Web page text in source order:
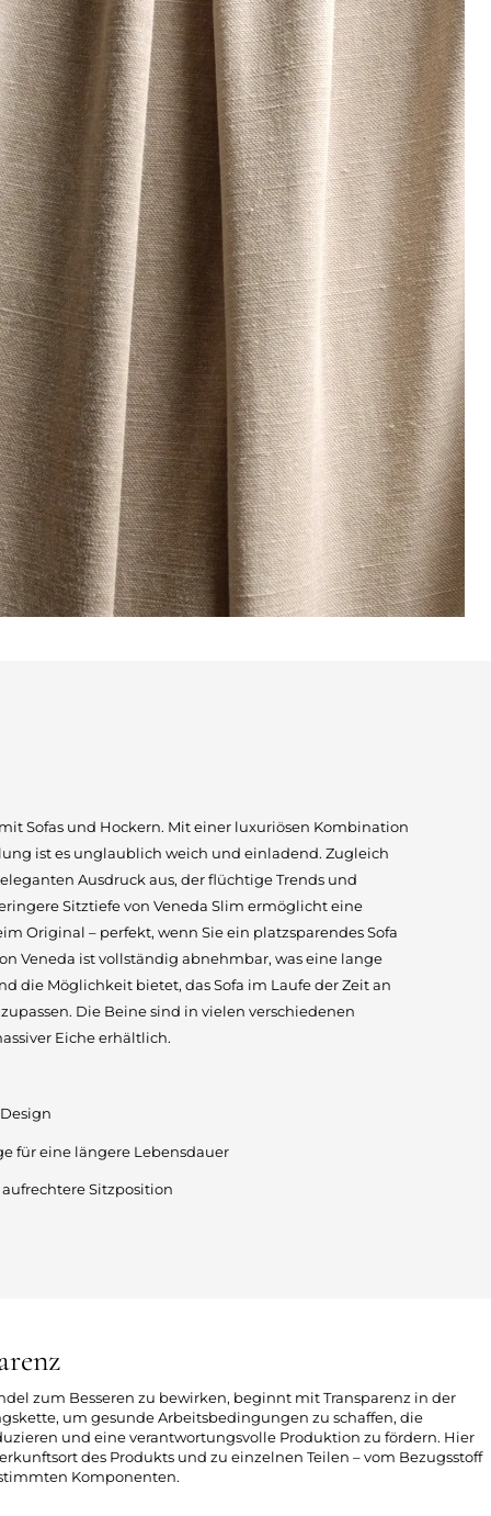
Sofas und Hockern. Mit einer luxuriösen Kombination
ist es unglaublich weich und einladend. Zugleich
Ausdruck aus, der flüchtige Trends und
Sitztiefe von Veneda Slim ermöglicht eine
Original – perfekt, wenn Sie ein platzsparendes Sofa
Veneda ist vollständig abnehmbar, was eine lange
die Möglichkeit bietet, das Sofa im Laufe der Zeit an
Die Beine sind in vielen verschiedenen
Eiche erhältlich.
für eine längere Lebensdauer
Sitzposition
zum Besseren zu bewirken, beginnt mit Transparenz in der
um gesunde Arbeitsbedingungen zu schaffen, die
und eine verantwortungsvolle Produktion zu fördern. Hier
des Produkts und zu einzelnen Teilen – vom Bezugsstoff
Komponenten.